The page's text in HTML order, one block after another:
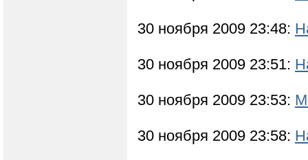
30 ноября 2009 23:48:
30 ноября 2009 23:51:
30 ноября 2009 23:53:
30 ноября 2009 23:58: